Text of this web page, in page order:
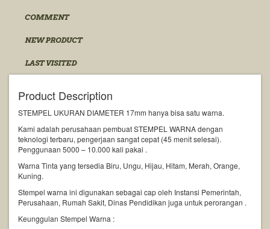
COMMENT
NEW PRODUCT
LAST VISITED
Product Description
STEMPEL UKURAN DIAMETER 17mm hanya bisa satu warna.
Kami adalah perusahaan pembuat STEMPEL WARNA dengan
teknologi terbaru, pengerjaan sangat cepat (45 menit selesai).
Penggunaan 5000 – 10.000 kali pakai .
Warna Tinta yang tersedia Biru, Ungu, Hijau, Hitam, Merah, Orange,
Kuning.
Stempel warna ini digunakan sebagai cap oleh Instansi Pemerintah,
Perusahaan, Rumah Sakit, Dinas Pendidikan juga untuk perorangan .
Keunggulan Stempel Warna :